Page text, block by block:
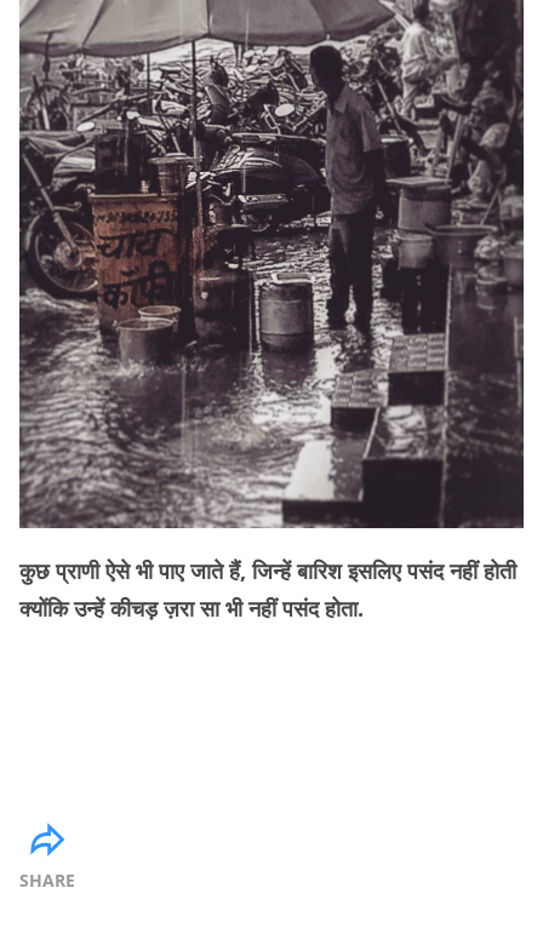
कुछ प्राणी ऐसे भी पाए जाते हैं, जिन्हें बारिश इसलिए पसंद नहीं होती
क्योंकि उन्हें कीचड़ ज़रा सा भी नहीं पसंद होता.
SHARE